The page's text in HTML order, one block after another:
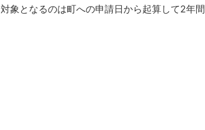
象となるのは町への申請日から起算して2年間